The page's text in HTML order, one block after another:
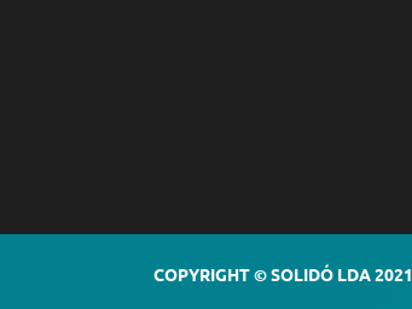
COPYRIGHT © SOLIDÓ LDA 2021